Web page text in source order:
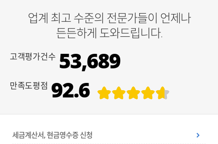
업계 최고 수준의 전문가들이 언제나
든든하게 도와드립니다.
고객평가건수 53,689
만족도평점 92.6
세금계산서, 현금영수증 신청